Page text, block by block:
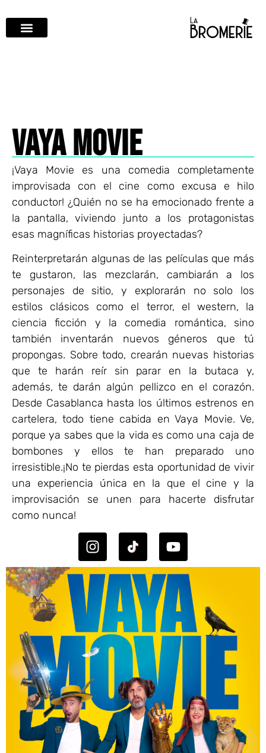
VAYA MOVIE
¡Vaya Movie es una comedia completamente
improvisada con el cine como excusa e hilo
conductor! ¿Quién no se ha emocionado frente a
la pantalla, viviendo junto a los protagonistas
esas magníficas historias proyectadas?
Reinterpretarán algunas de las películas que más
te gustaron, las mezclarán, cambiarán a los
personajes de sitio, y explorarán no solo los
estilos clásicos como el terror, el western, la
ciencia ficción y la comedia romántica, sino
también inventarán nuevos géneros que tú
propongas. Sobre todo, crearán nuevas historias
que te harán reír sin parar en la butaca y,
además, te darán algún pellizco en el corazón.
Desde Casablanca hasta los últimos estrenos en
cartelera, todo tiene cabida en Vaya Movie. Ve,
porque ya sabes que la vida es como una caja de
bombones y ellos te han preparado uno
irresistible.¡No te pierdas esta oportunidad de vivir
una experiencia única en la que el cine y la
improvisación se unen para hacerte disfrutar
como nunca!